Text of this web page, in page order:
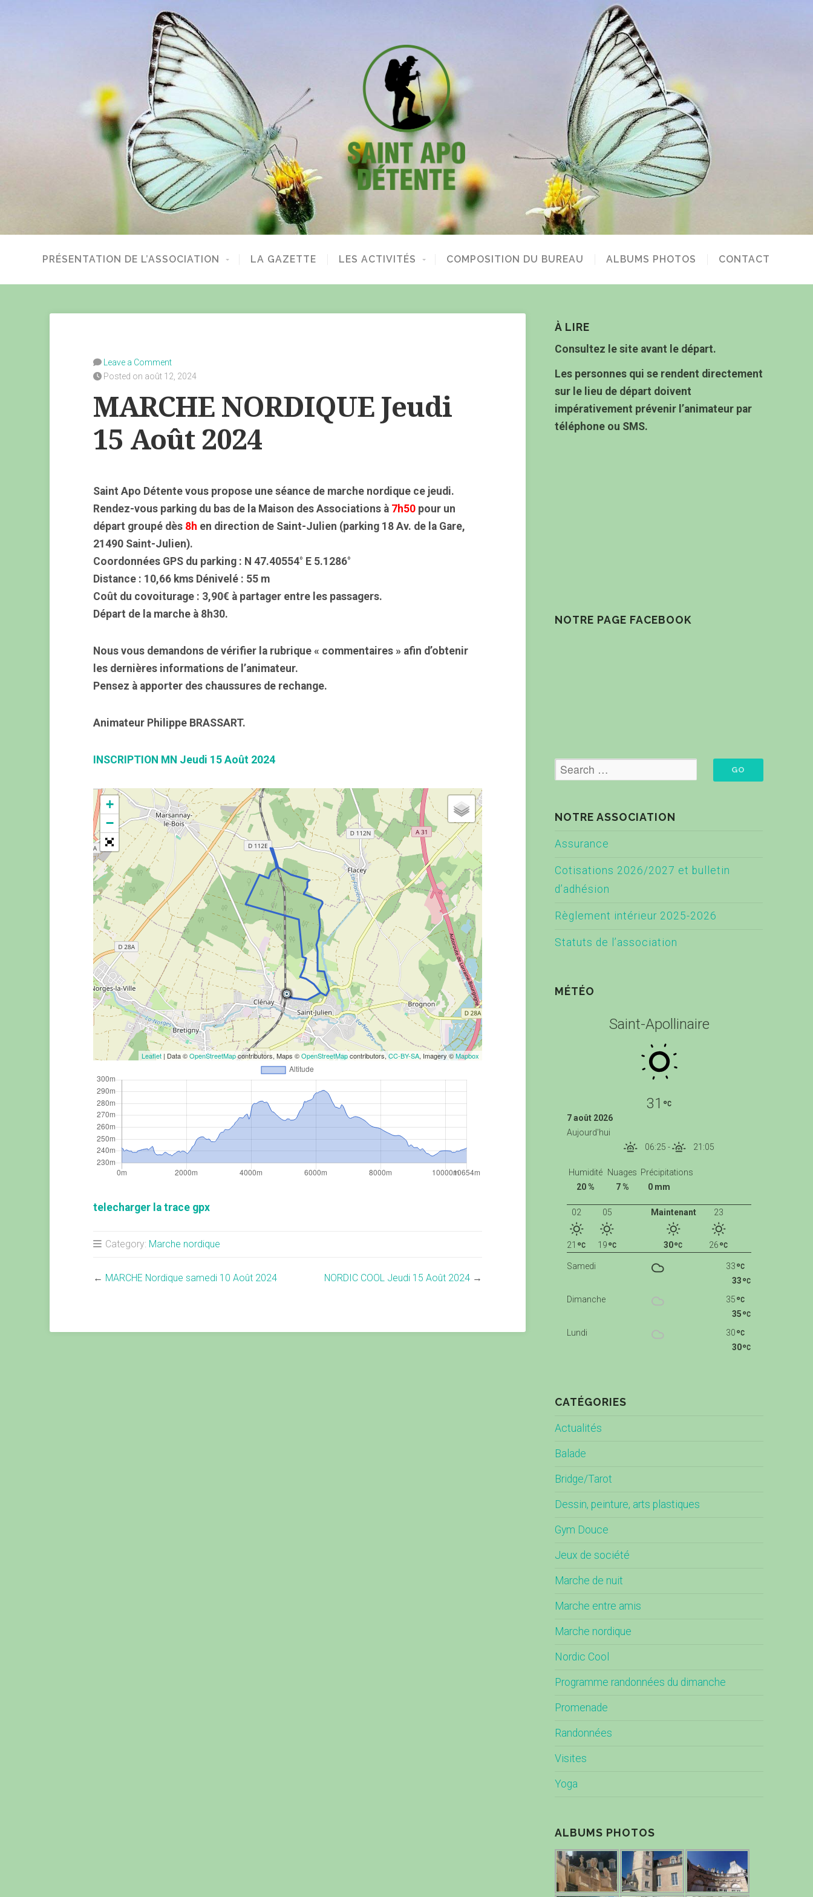
PRÉSENTATION DE L’ASSOCIATION LA GAZETTE LES ACTIVITÉS COMPOSITION DU BUREAU ALBUMS PHOTOS CONTACT
Leave a Comment
Posted on août 12, 2024
MARCHE NORDIQUE Jeudi
15 Août 2024
Saint Apo Détente vous propose une séance de marche nordique ce jeudi.
Rendez-vous parking du bas de la Maison des Associations à 7h50 pour un
départ groupé dès 8h en direction de Saint-Julien (parking 18 Av. de la Gare,
21490 Saint-Julien).
Coordonnées GPS du parking : N 47.40554° E 5.1286°
Distance : 10,66 kms Dénivelé : 55 m
Coût du covoiturage : 3,90€ à partager entre les passagers.
Départ de la marche à 8h30.
Nous vous demandons de vérifier la rubrique « commentaires » afin d’obtenir
les dernières informations de l’animateur.
Pensez à apporter des chaussures de rechange.
Animateur Philippe BRASSART.
INSCRIPTION MN Jeudi 15 Août 2024
+
−
Leaflet | Data ©OpenStreetMapcontributors, Maps ©OpenStreetMapcontributors,CC-BY-SA, Imagery ©Mapbox
telecharger la trace gpx
Category: Marche nordique
← MARCHE Nordique samedi 10 Août 2024 NORDIC COOL Jeudi 15 Août 2024 →
À LIRE
Consultez le site avant le départ.
Les personnes qui se rendent directement
sur le lieu de départ doivent
impérativement prévenir l’animateur par
téléphone ou SMS.
NOTRE PAGE FACEBOOK
NOTRE ASSOCIATION
Assurance
Cotisations 2026/2027 et bulletin
d’adhésion
Règlement intérieur 2025-2026
Statuts de l’association
MÉTÉO
Saint-Apollinaire
31
7 août 2026
Aujourd'hui
06:25 - 21:05
Humidité
20 %
Nuages
7 %
Précipitations
0 mm
Maintenant
30
23
26
02
21
05
19
Samedi
33
33
Dimanche
35
35
Lundi
30
30
CATÉGORIES
Actualités
Balade
Bridge/Tarot
Dessin, peinture, arts plastiques
Gym Douce
Jeux de société
Marche de nuit
Marche entre amis
Marche nordique
Nordic Cool
Programme randonnées du dimanche
Promenade
Randonnées
Visites
Yoga
ALBUMS PHOTOS